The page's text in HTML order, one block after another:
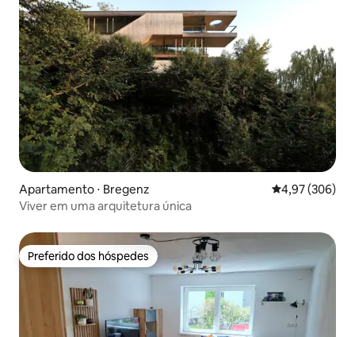
Apartamento ⋅ Bregenz 4,97 de uma
4,97 (306)
Viver em uma arquitetura única
Preferido dos hóspedes
Preferido dos hóspedes